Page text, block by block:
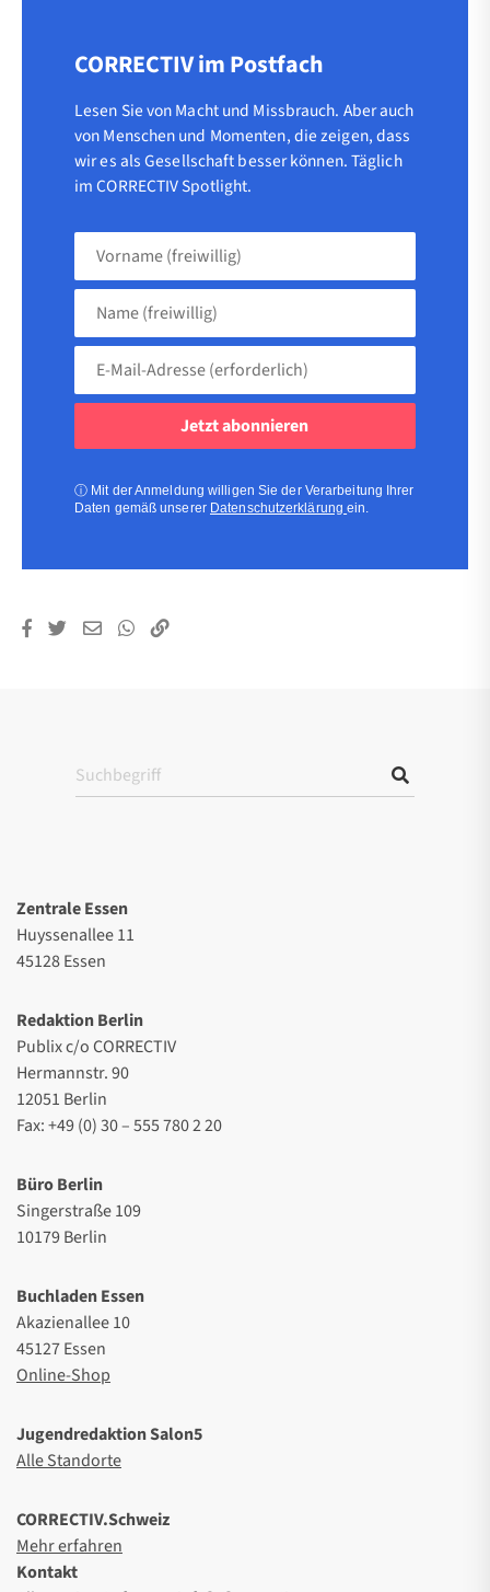
CORRECTIV im Postfach
Lesen Sie von Macht und Missbrauch. Aber auch
von Menschen und Momenten, die zeigen, dass
wir es als Gesellschaft besser können. Täglich
im CORRECTIV Spotlight.
Vorname
Name
(freiwillig)
Adresse
ⓘ Mit der Anmeldung willigen Sie der Verarbeitung Ihrer
Daten gemäß unserer Datenschutzerklärungein.
Zentrale Essen
Huyssenallee 11
45128 Essen
Redaktion Berlin
Publix c/o CORRECTIV
Hermannstr. 90
12051 Berlin
Fax: +49 (0) 30 – 555 780 2 20
Büro Berlin
Singerstraße 109
10179 Berlin
Buchladen Essen
Akazienallee 10
45127 Essen
Online-Shop
Jugendredaktion Salon5
Alle Standorte
CORRECTIV.Schweiz
Mehr erfahren
Kontakt